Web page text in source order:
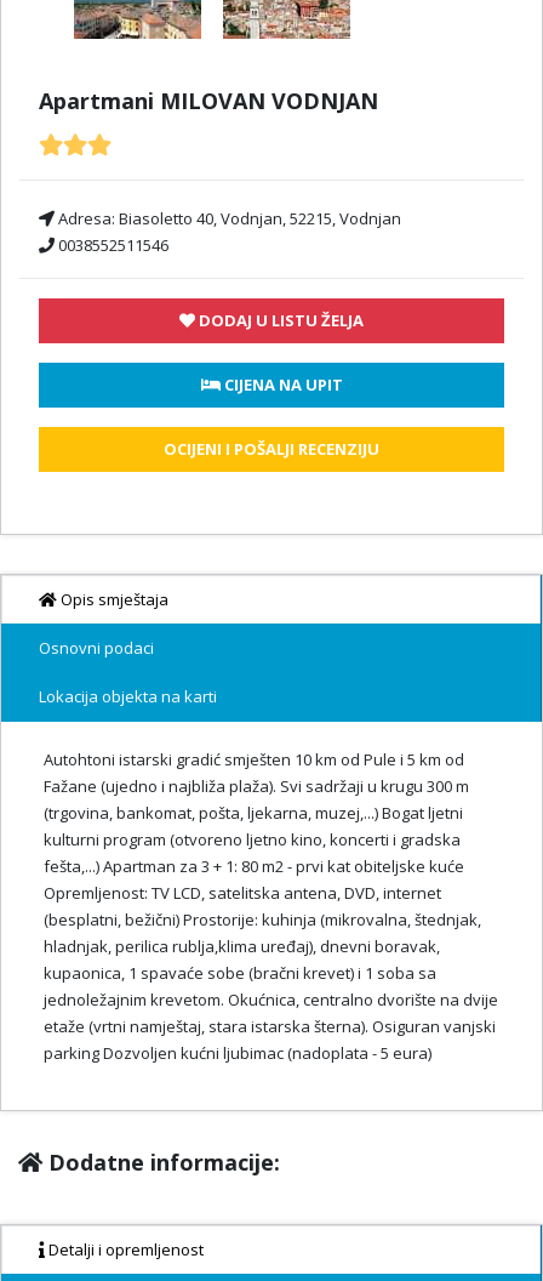
Apartmani MILOVAN VODNJAN
Adresa: Biasoletto 40, Vodnjan, 52215, Vodnjan
0038552511546
DODAJ U LISTU ŽELJA
CIJENA NA UPIT
OCIJENI I POŠALJI RECENZIJU
Opis smještaja
Osnovni podaci
Lokacija objekta na karti
Autohtoni istarski gradić smješten 10 km od Pule i 5 km od
Fažane (ujedno i najbliža plaža). Svi sadržaji u krugu 300 m
(trgovina, bankomat, pošta, ljekarna, muzej,...) Bogat ljetni
kulturni program (otvoreno ljetno kino, koncerti i gradska
fešta,...) Apartman za 3 + 1: 80 m2 - prvi kat obiteljske kuće
Opremljenost: TV LCD, satelitska antena, DVD, internet
(besplatni, bežični) Prostorije: kuhinja (mikrovalna, štednjak,
hladnjak, perilica rublja,klima uređaj), dnevni boravak,
kupaonica, 1 spavaće sobe (bračni krevet) i 1 soba sa
jednoležajnim krevetom. Okućnica, centralno dvorište na dvije
etaže (vrtni namještaj, stara istarska šterna). Osiguran vanjski
parking Dozvoljen kućni ljubimac (nadoplata - 5 eura)
Dodatne informacije:
Detalji i opremljenost